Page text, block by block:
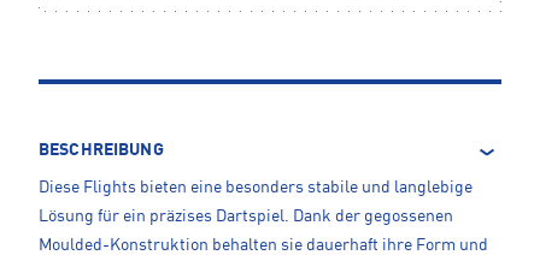
BESCHREIBUNG
Diese Flights bieten eine besonders stabile und langlebige
Lösung für ein präzises Dartspiel. Dank der gegossenen
Moulded-Konstruktion behalten sie dauerhaft ihre Form und